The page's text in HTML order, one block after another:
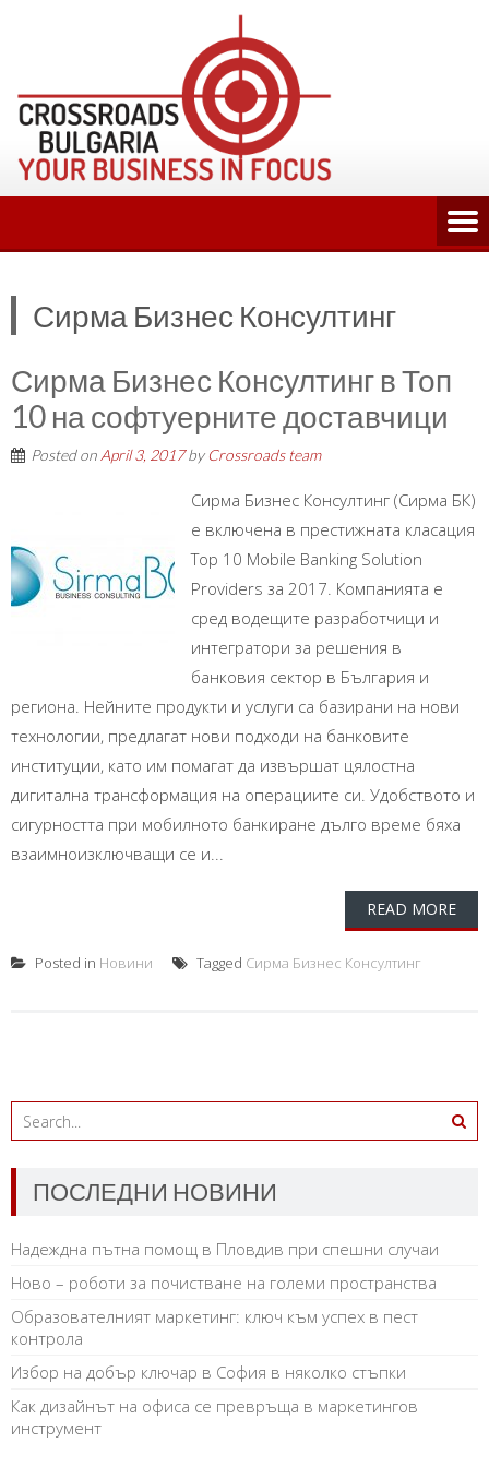
Сирма Бизнес Консултинг
Сирма Бизнес Консултинг в Топ
10 на софтуерните доставчици
Posted on April 3, 2017by Crossroads team
Сирма Бизнес Консултинг (Сирма БК)
е включена в престижната класация
Top 10 Mobile Banking Solution
Providers за 2017. Компанията е
сред водещите разработчици и
интегратори за решения в
банковия сектор в България и
региона. Нейните продукти и услуги са базирани на нови
технологии, предлагат нови подходи на банковите
институции, като им помагат да извършат цялостна
дигитална трансформация на операциите си. Удобството и
сигурността при мобилното банкиране дълго време бяха
взаимноизключващи се и...
READ MORE
Posted in Новини Tagged Сирма Бизнес Консултинг
ПОСЛЕДНИ НОВИНИ
Надеждна пътна помощ в Пловдив при спешни случаи
Ново – роботи за почистване на големи пространства
Образователният маркетинг: ключ към успех в пест
контрола
Избор на добър ключар в София в няколко стъпки
Как дизайнът на офиса се превръща в маркетингов
инструмент